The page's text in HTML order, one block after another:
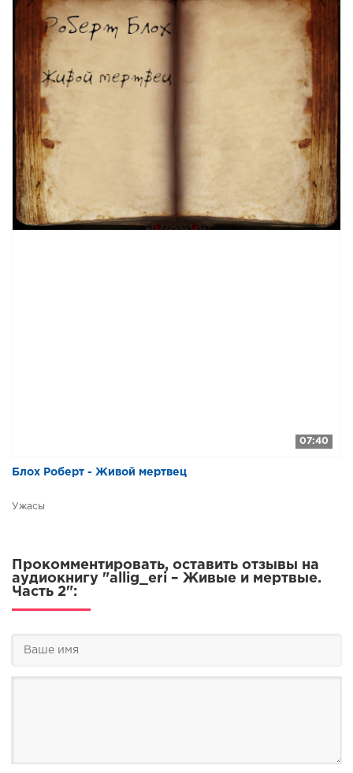
07:40
Блох Роберт - Живой мертвец
Ужасы
Прокомментировать, оставить отзывы на
аудиокнигу "allig_eri – Живые и мертвые.
Часть 2":